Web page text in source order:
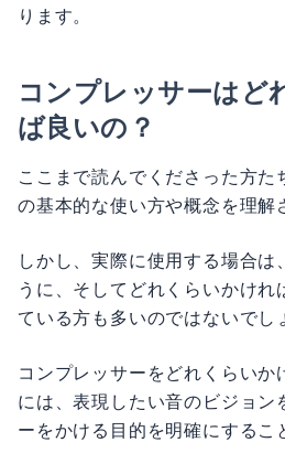
ります。
コンプレッサーはど
ば良いの？
ここまで読んでくださった方た
の基本的な使い方や概念を理解
しかし、実際に使用する場合は
うに、そしてどれくらいかけれ
ている方も多いのではないでし
コンプレッサーをどれくらいか
には、表現したい音のビジョン
ーをかける目的を明確にするこ